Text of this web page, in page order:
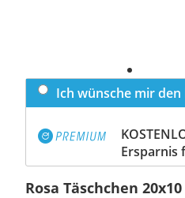
Ich wünsche mir
Ersparnis
Rosa Täschchen